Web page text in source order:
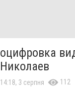
оцифровка
Николаев
14:18, 3 серпня 112